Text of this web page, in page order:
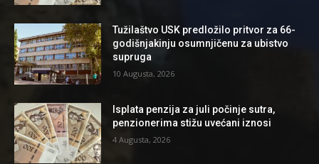
Tužilaštvo USK predložilo pritvor za 66-
godišnjakinju osumnjičenu za ubistvo
supruga
10 Augusta, 2026
Isplata penzija za juli počinje sutra,
penzionerima stižu uvećani iznosi
4 Augusta, 2026